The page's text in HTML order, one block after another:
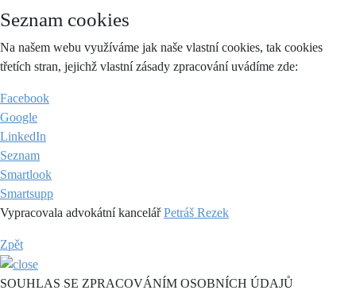
Seznam cookies
Na našem webu využíváme jak naše vlastní cookies, tak cookies
třetích stran, jejichž vlastní zásady zpracování uvádíme zde:
Facebook
Google
LinkedIn
Seznam
Smartlook
Smartsupp
Vypracovala advokátní kancelářPetráš Rezek
Zpět
SOUHLAS SE ZPRACOVÁNÍM OSOBNÍCH ÚDAJŮ